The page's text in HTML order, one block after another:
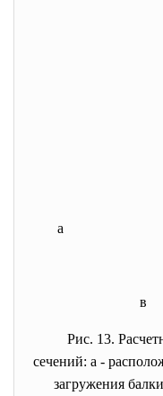
а
в
Рис. 13.
сечений: а -
загружения